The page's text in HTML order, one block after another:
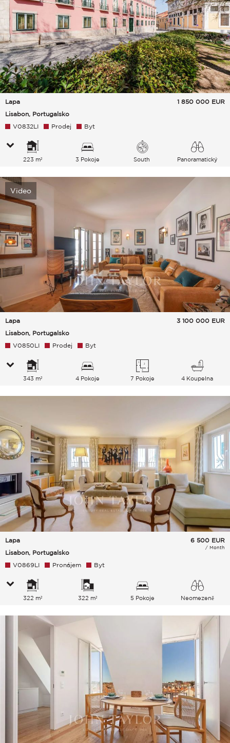
Lapa
Lisabon, Portugalsko
1 850 000 EUR
V0832LI Prodej Byt
223 m² 3 Pokoje South Panoramatický
Video
Lapa
Lisabon, Portugalsko
3 100 000 EUR
V0850LI Prodej Byt
343 m² 4 Pokoje 7 Pokoje 4 Koupelna
Lapa
Lisabon, Portugalsko
6 500 EUR
/ Month
V0869LI Pronájem Byt
322 m² 322 m² 5 Pokoje
Neomezeně